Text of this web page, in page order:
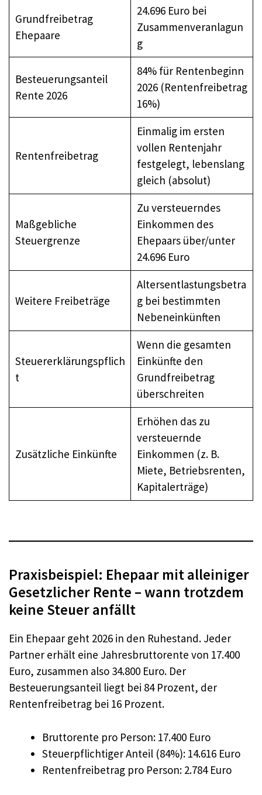
Grundfreibetrag
Ehepaare
24.696 Euro bei
Zusammenveranlagun
g
Besteuerungsanteil
Rente 2026
84% für Rentenbeginn
2026 (Rentenfreibetrag
16%)
Rentenfreibetrag
Einmalig im ersten
vollen Rentenjahr
festgelegt, lebenslang
gleich (absolut)
Maßgebliche
Steuergrenze
Zu versteuerndes
Einkommen des
Ehepaars über/unter
24.696 Euro
Weitere Freibeträge
Altersentlastungsbetra
g bei bestimmten
Nebeneinkünften
Steuererklärungspflich
t
Wenn die gesamten
Einkünfte den
Grundfreibetrag
überschreiten
Zusätzliche Einkünfte
Erhöhen das zu
versteuernde
Einkommen (z. B.
Miete, Betriebsrenten,
Kapitalerträge)
Praxisbeispiel: Ehepaar mit alleiniger
Gesetzlicher Rente – wann trotzdem
keine Steuer anfällt
Ein Ehepaar geht 2026 in den Ruhestand. Jeder
Partner erhält eine Jahresbruttorente von 17.400
Euro, zusammen also 34.800 Euro. Der
Besteuerungsanteil liegt bei 84 Prozent, der
Rentenfreibetrag bei 16 Prozent.
Bruttorente pro Person: 17.400 Euro
Steuerpflichtiger Anteil (84%): 14.616 Euro
Rentenfreibetrag pro Person: 2.784 Euro